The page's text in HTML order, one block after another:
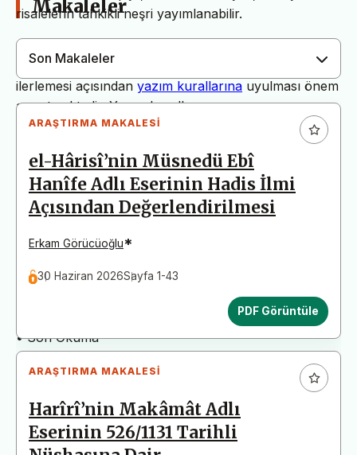
risalelerin tahkikli neşri yayımlanabilir.
Dergimiz yayın süreçlerinin daha hızlı ve sağlıklı
ilerlemesi açısından yazım kurallarına uyulması önem
arz etmektedir. Yazım kurallarına uymayan
başvurular değerlendirme aşamasına alınmadan iade
edilecektir. Bu nedenle çalışmalarınızı yüklemeden
önce çalışmanızın yazım kurallarına uygun olarak
düzenlendiğinden emin olunuz.
Yayın İnceleme Süreci (Yaklaşık 130 Gün)
• Editör İncelemesi
• Şekilsel ve Etik Ön İnceleme
• Son Okuma
Makaleler
Son Makaleler
ARAŞTIRMA MAKALESI
el-Hârisî’nin Müsnedü Ebî
Hanîfe Adlı Eserinin Hadis İlmi
Açısından Değerlendirilmesi
Erkam Görücüoğlu*
30 Haziran 2026Sayfa 1-43
PDF Görüntüle
ARAŞTIRMA MAKALESI
Harîrî’nin Makâmât Adlı
Eserinin 526/1131 Tarihli